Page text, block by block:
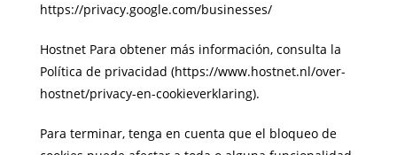
https://privacy.google.com/businesses/
Hostnet Para obtener más información, consulta la
Política de privacidad (https://www.hostnet.nl/over-
hostnet/privacy-en-cookieverklaring).
Para terminar, tenga en cuenta que el bloqueo de